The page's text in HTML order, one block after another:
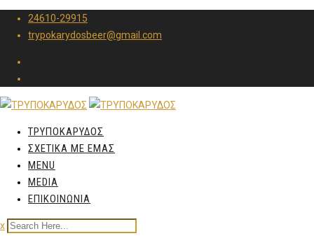
24610-29915
trypokarydosbeer@gmail.com
ΤΡΥΠΟΚΑΡΥΔΟΣ
ΣΧΕΤΙΚΑ ΜΕ ΕΜΑΣ
MENU
MEDIA
ΕΠΙΚΟΙΝΩΝΙΑ
x